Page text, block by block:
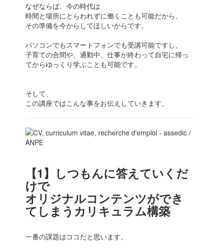
なぜならば、今の時代は
時間と場所にとらわれずに働くことも可能だから、
その準備を今からしてほしいからです。
パソコンでもスマートフォンでも受講可能ですし、
子育ての合間や、通勤中、仕事が終わって自宅に帰っ
てからゆっくり学ぶことも可能です。
そして、
この講座ではこんな事をお伝えしていきます。
【1】しつもんに答えていくだ
けで
オリジナルコンテンツができ
てしまうカリキュラム構築
一番の課題はココだと思います。